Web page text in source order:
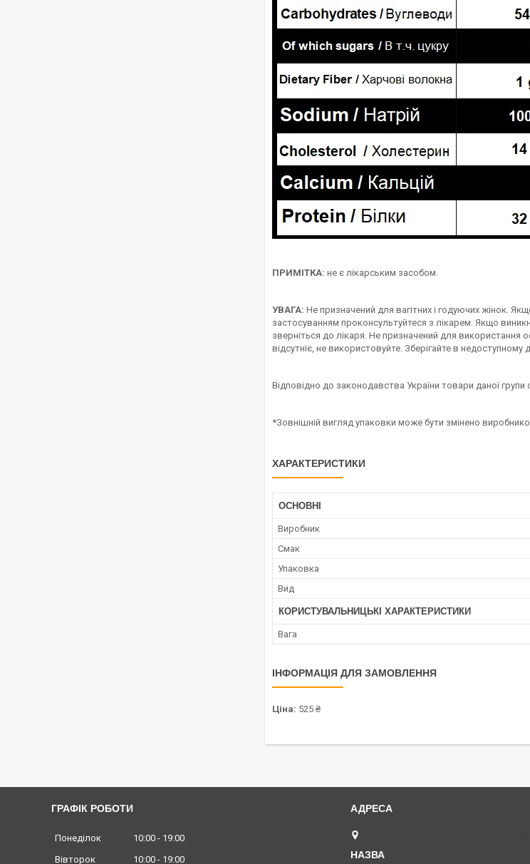
ПРИМІТКА: не є лікарським засобом.
УВАГА: Не призначений для вагітних і годуючих жінок.
застосуванням проконсультуйтеся з лікарем. Якщо
зверніться до лікаря. Не призначений для
відсутніє, не використовуйте. Зберігайте в недоступному
Відповідно до законодавства України товари даної
*Зовнішній вигляд упаковки може бути змінено
ХАРАКТЕРИСТИКИ
ОСНОВНІ
Виробник
Смак
Упаковка
Вид
КОРИСТУВАЛЬНИЦЬКІ ХАРАКТЕРИСТИКИ
Вага
ІНФОРМАЦІЯ ДЛЯ ЗАМОВЛЕННЯ
Ціна: 525 ₴
ГРАФІК РОБОТИ
Понеділок 10:00
19:00
Вівторок
10:00 19:00